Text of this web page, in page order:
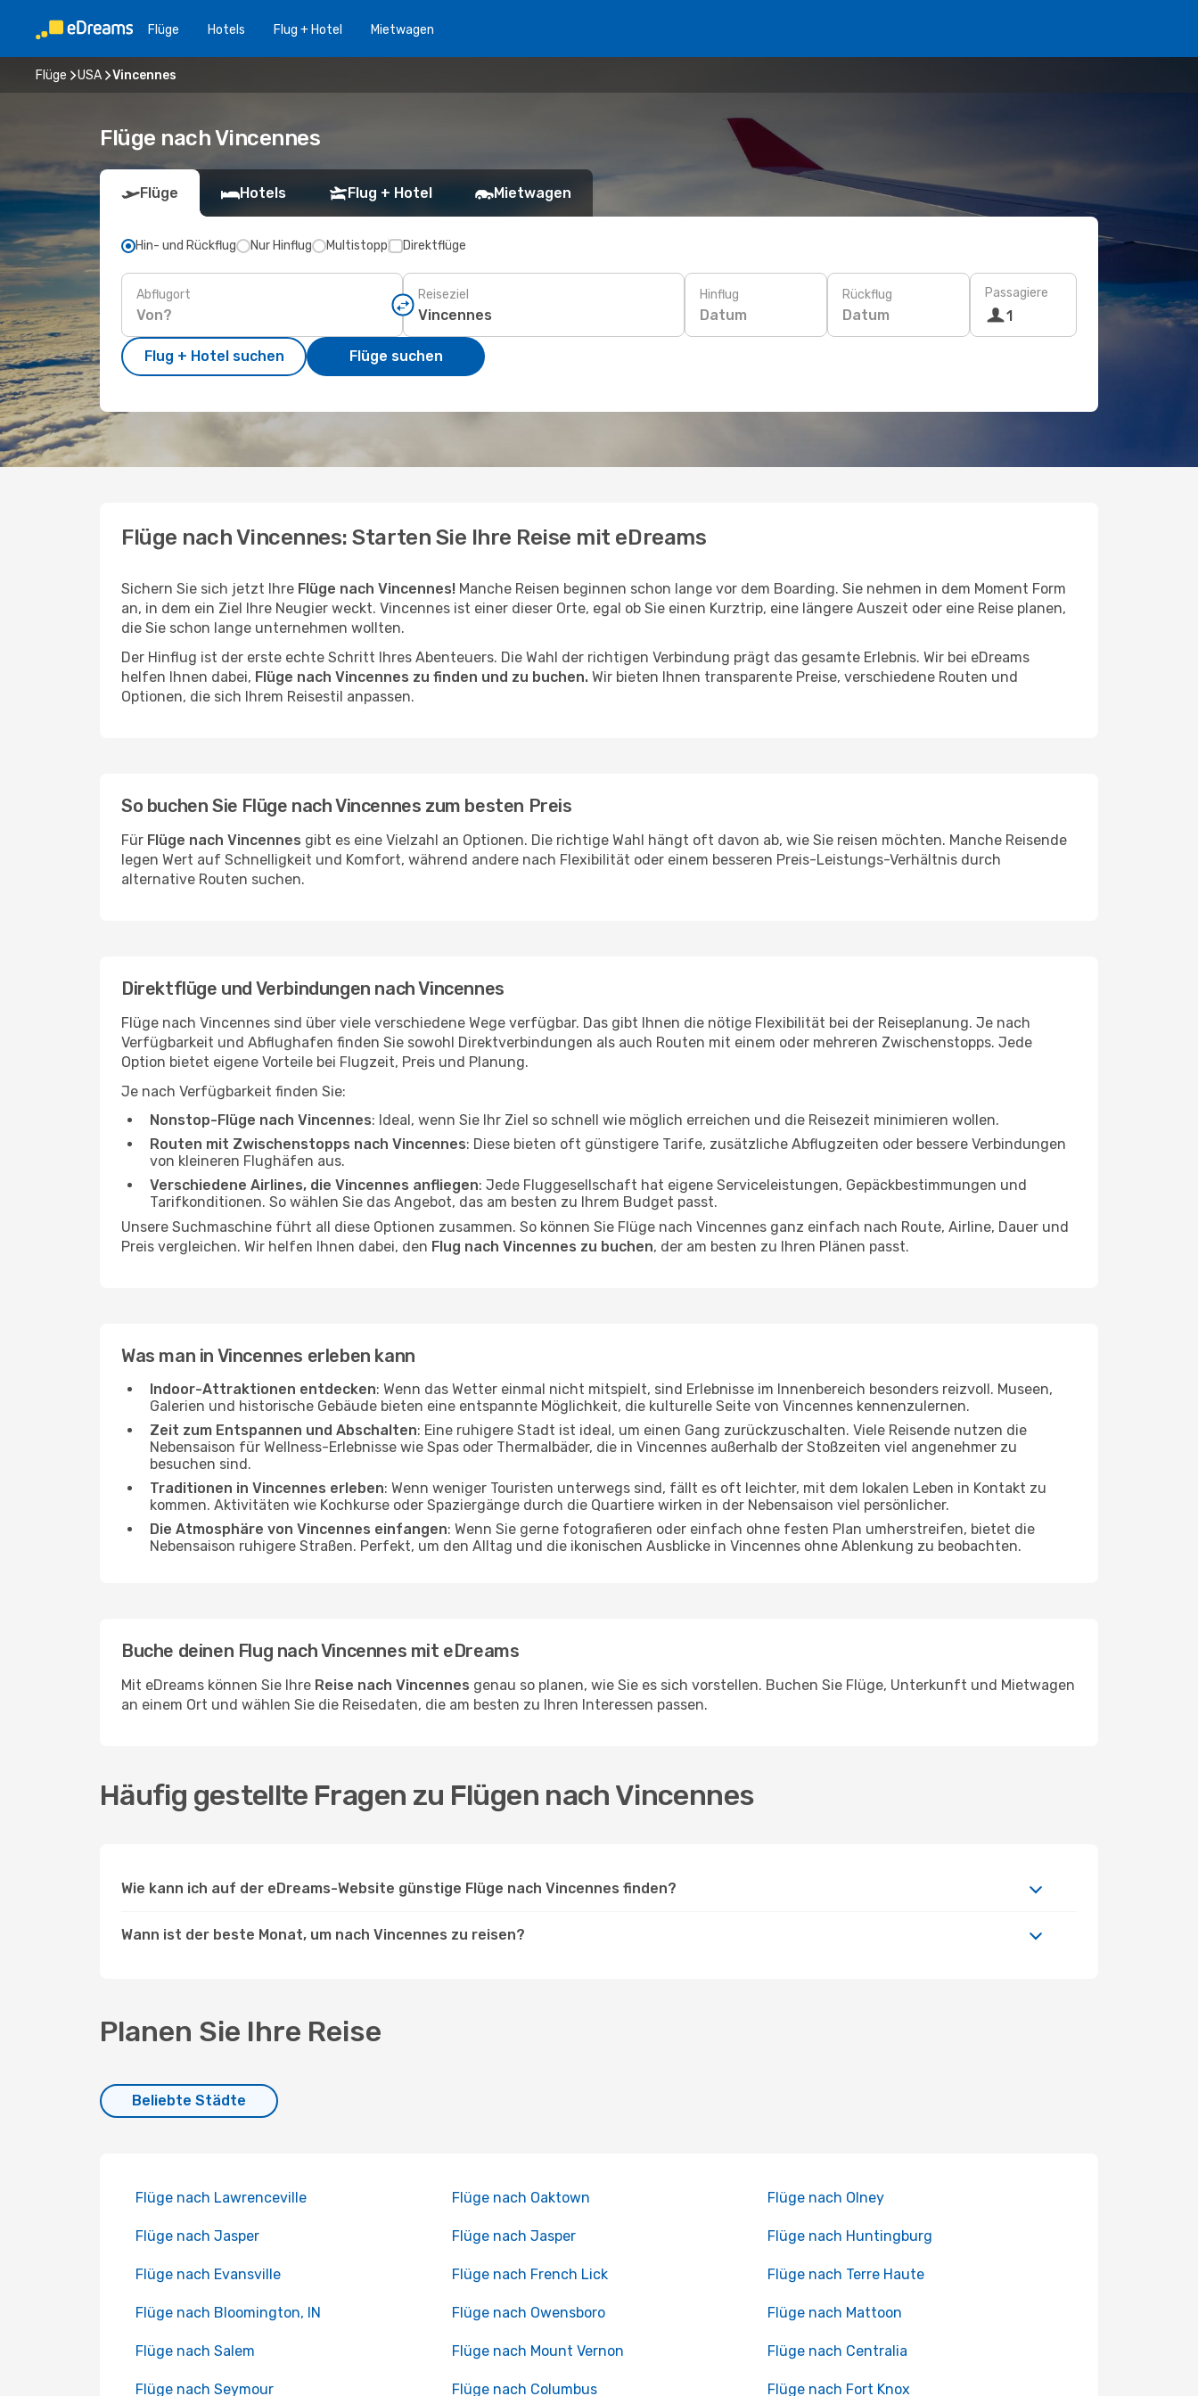
Flüge Hotels Flug + Hotel Mietwagen
Flüge USA Vincennes
Flüge nach Vincennes
Flüge Hotels Flug + Hotel Mietwagen
Hin- und Rückflug Nur Hinflug Multistopp Direktflüge
Abflugort Reiseziel Hinflug
Datum
Rückflug
Datum
Passagiere
1
Flug + Hotel suchen Flüge suchen
Flüge nach Vincennes: Starten Sie Ihre Reise mit eDreams
Sichern Sie sich jetzt Ihre Flüge nach Vincennes! Manche Reisen beginnen schon lange vor dem Boarding. Sie nehmen in dem Moment Form
an, in dem ein Ziel Ihre Neugier weckt. Vincennes ist einer dieser Orte, egal ob Sie einen Kurztrip, eine längere Auszeit oder eine Reise planen,
die Sie schon lange unternehmen wollten.
Der Hinflug ist der erste echte Schritt Ihres Abenteuers. Die Wahl der richtigen Verbindung prägt das gesamte Erlebnis. Wir bei eDreams
helfen Ihnen dabei, Flüge nach Vincennes zu finden und zu buchen. Wir bieten Ihnen transparente Preise, verschiedene Routen und
Optionen, die sich Ihrem Reisestil anpassen.
So buchen Sie Flüge nach Vincennes zum besten Preis
Für Flüge nach Vincennes gibt es eine Vielzahl an Optionen. Die richtige Wahl hängt oft davon ab, wie Sie reisen möchten. Manche Reisende
legen Wert auf Schnelligkeit und Komfort, während andere nach Flexibilität oder einem besseren Preis-Leistungs-Verhältnis durch
alternative Routen suchen.
Direktflüge und Verbindungen nach Vincennes
Flüge nach Vincennes sind über viele verschiedene Wege verfügbar. Das gibt Ihnen die nötige Flexibilität bei der Reiseplanung. Je nach
Verfügbarkeit und Abflughafen finden Sie sowohl Direktverbindungen als auch Routen mit einem oder mehreren Zwischenstopps. Jede
Option bietet eigene Vorteile bei Flugzeit, Preis und Planung.
Je nach Verfügbarkeit finden Sie:
Nonstop-Flüge nach Vincennes: Ideal, wenn Sie Ihr Ziel so schnell wie möglich erreichen und die Reisezeit minimieren wollen.
Routen mit Zwischenstopps nach Vincennes: Diese bieten oft günstigere Tarife, zusätzliche Abflugzeiten oder bessere Verbindungen
von kleineren Flughäfen aus.
Verschiedene Airlines, die Vincennes anfliegen: Jede Fluggesellschaft hat eigene Serviceleistungen, Gepäckbestimmungen und
Tarifkonditionen. So wählen Sie das Angebot, das am besten zu Ihrem Budget passt.
Unsere Suchmaschine führt all diese Optionen zusammen. So können Sie Flüge nach Vincennes ganz einfach nach Route, Airline, Dauer und
Preis vergleichen. Wir helfen Ihnen dabei, den Flug nach Vincennes zu buchen, der am besten zu Ihren Plänen passt.
Was man in Vincennes erleben kann
Indoor-Attraktionen entdecken: Wenn das Wetter einmal nicht mitspielt, sind Erlebnisse im Innenbereich besonders reizvoll. Museen,
Galerien und historische Gebäude bieten eine entspannte Möglichkeit, die kulturelle Seite von Vincennes kennenzulernen.
Zeit zum Entspannen und Abschalten: Eine ruhigere Stadt ist ideal, um einen Gang zurückzuschalten. Viele Reisende nutzen die
Nebensaison für Wellness-Erlebnisse wie Spas oder Thermalbäder, die in Vincennes außerhalb der Stoßzeiten viel angenehmer zu
besuchen sind.
Traditionen in Vincennes erleben: Wenn weniger Touristen unterwegs sind, fällt es oft leichter, mit dem lokalen Leben in Kontakt zu
kommen. Aktivitäten wie Kochkurse oder Spaziergänge durch die Quartiere wirken in der Nebensaison viel persönlicher.
Die Atmosphäre von Vincennes einfangen: Wenn Sie gerne fotografieren oder einfach ohne festen Plan umherstreifen, bietet die
Nebensaison ruhigere Straßen. Perfekt, um den Alltag und die ikonischen Ausblicke in Vincennes ohne Ablenkung zu beobachten.
Buche deinen Flug nach Vincennes mit eDreams
Mit eDreams können Sie Ihre Reise nach Vincennes genau so planen, wie Sie es sich vorstellen. Buchen Sie Flüge, Unterkunft und Mietwagen
an einem Ort und wählen Sie die Reisedaten, die am besten zu Ihren Interessen passen.
Häufig gestellte Fragen zu Flügen nach Vincennes
Wie kann ich auf der eDreams-Website günstige Flüge nach Vincennes finden?
Wann ist der beste Monat, um nach Vincennes zu reisen?
Planen Sie Ihre Reise
Beliebte Städte
Flüge nach Lawrenceville Flüge nach Oaktown Flüge nach Olney
Flüge nach Jasper Flüge nach Jasper Flüge nach Huntingburg
Flüge nach Evansville Flüge nach French Lick Flüge nach Terre Haute
Flüge nach Bloomington, IN Flüge nach Owensboro Flüge nach Mattoon
Flüge nach Salem Flüge nach Mount Vernon Flüge nach Centralia
Flüge nach Seymour Flüge nach Columbus Flüge nach Fort Knox